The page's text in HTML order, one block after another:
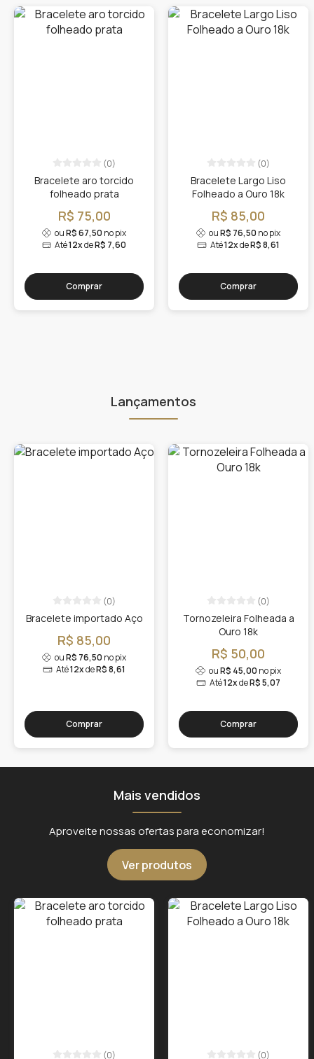
(0)
Bracelete aro torcido
folheado prata
R$ 75,00
ouR$ 67,50 no pix
Até12xdeR$ 7,60
Comprar
(0)
Bracelete Largo Liso
Folheado a Ouro 18k
R$ 85,00
ouR$ 76,50 no pix
Até12xdeR$ 8,61
Comprar
Lançamentos
(0)
Bracelete importado Aço
R$ 85,00
ouR$ 76,50 no pix
Até12xdeR$ 8,61
Comprar
(0)
Tornozeleira Folheada a
Ouro 18k
R$ 50,00
ouR$ 45,00 no pix
Até12xdeR$ 5,07
Comprar
Mais vendidos
Aproveite nossas ofertas para economizar!
Ver produtos
(0) (0)